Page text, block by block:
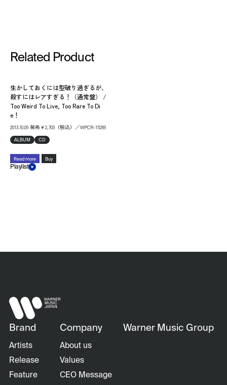
Related Product
生かしておくには型破り過ぎるが、
殺すにはレアすぎる！（通常盤） /
Too Weird To Live, Too Rare To Di
e！
2013.10.09 発売￥2,703（税込）／WPCR-15289
ALBUM CD
Read more Buy
Playlist
Brand
Artists
Release
Feature
Company
About us
Values
CEO Message
Warner Music Group